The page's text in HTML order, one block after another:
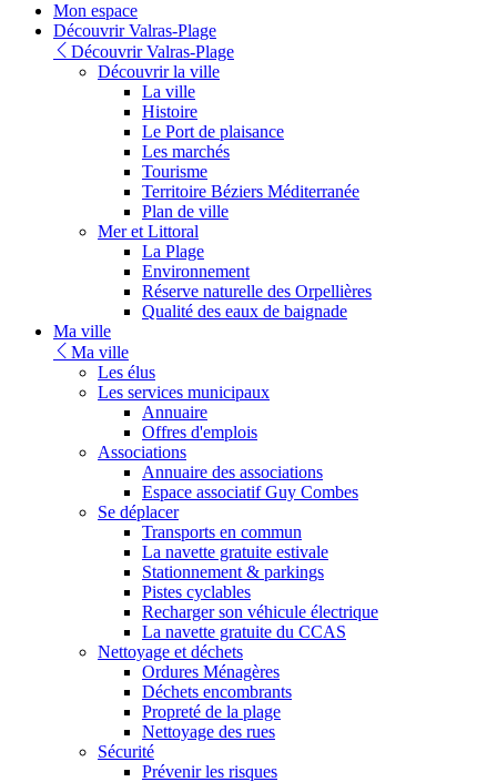
Mon espace
Découvrir Valras-Plage
Découvrir Valras-Plage
Découvrir la ville
La ville
Histoire
Le Port de plaisance
Les marchés
Tourisme
Territoire Béziers Méditerranée
Plan de ville
Mer et Littoral
La Plage
Environnement
Réserve naturelle des Orpellières
Qualité des eaux de baignade
Ma ville
Ma ville
Les élus
Les services municipaux
Annuaire
Offres d'emplois
Associations
Annuaire des associations
Espace associatif Guy Combes
Se déplacer
Transports en commun
La navette gratuite estivale
Stationnement & parkings
Pistes cyclables
Recharger son véhicule électrique
La navette gratuite du CCAS
Nettoyage et déchets
Ordures Ménagères
Déchets encombrants
Propreté de la plage
Nettoyage des rues
Sécurité
Prévenir les risques